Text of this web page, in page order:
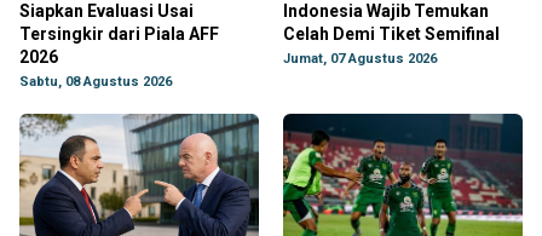
Siapkan Evaluasi Usai
Tersingkir dari Piala AFF
2026
Sabtu, 08 Agustus 2026
Indonesia Wajib Temukan
Celah Demi Tiket Semifinal
Jumat, 07 Agustus 2026